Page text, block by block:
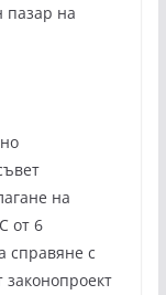
пазар на
на
от 6
справяне с